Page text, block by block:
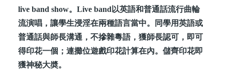
live band show。Live band以英語和普通話流行曲輪
流演唱，讓學生浸淫在兩種語言當中。同學用英語或
普通話與師長溝通，不摻雜粵語，獲師長認可，即可
得印花一個；連攤位遊戲印花計算在內。儲齊印花即
獲神秘大奬。